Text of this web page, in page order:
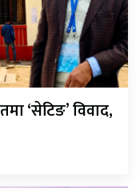
‘सेटिङ’ विवाद,